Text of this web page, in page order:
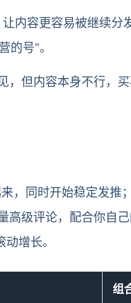
内容更容易被继续分发
的号"。
但内容本身不行，买
，同时开始稳定发推；
级评论，配合你自
增长。
组